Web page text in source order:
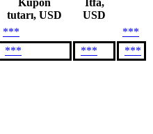
tutarı, USD
USD
***
***
*** ***
***